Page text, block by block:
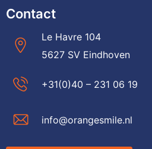
Contact
Le Havre 104
5627 SV Eindhoven
+31(0)40 – 231 06 19
info@orangesmile.nl